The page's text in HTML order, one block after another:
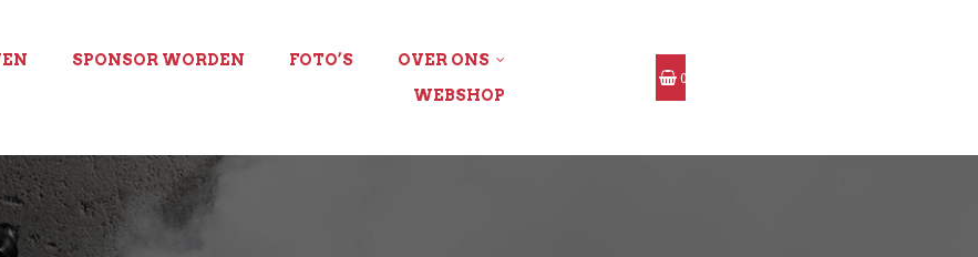
SPONSOR WORDEN FOTO’S
OVER ONS
WEBSHOP
0